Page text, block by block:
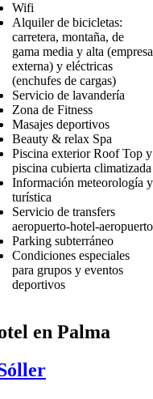
Wifi
Alquiler de bicicletas:
carretera, montaña, de
gama media y alta (empresa
externa) y eléctricas
(enchufes de cargas)
Servicio de lavandería
Zona de Fitness
Masajes deportivos
Beauty & relax Spa
Piscina exterior Roof Top y
piscina cubierta climatizada
Información meteorología y
turística
Servicio de transfers
aeropuerto-hotel-aeropuerto
Parking subterráneo
Condiciones especiales
para grupos y eventos
deportivos
en Palma